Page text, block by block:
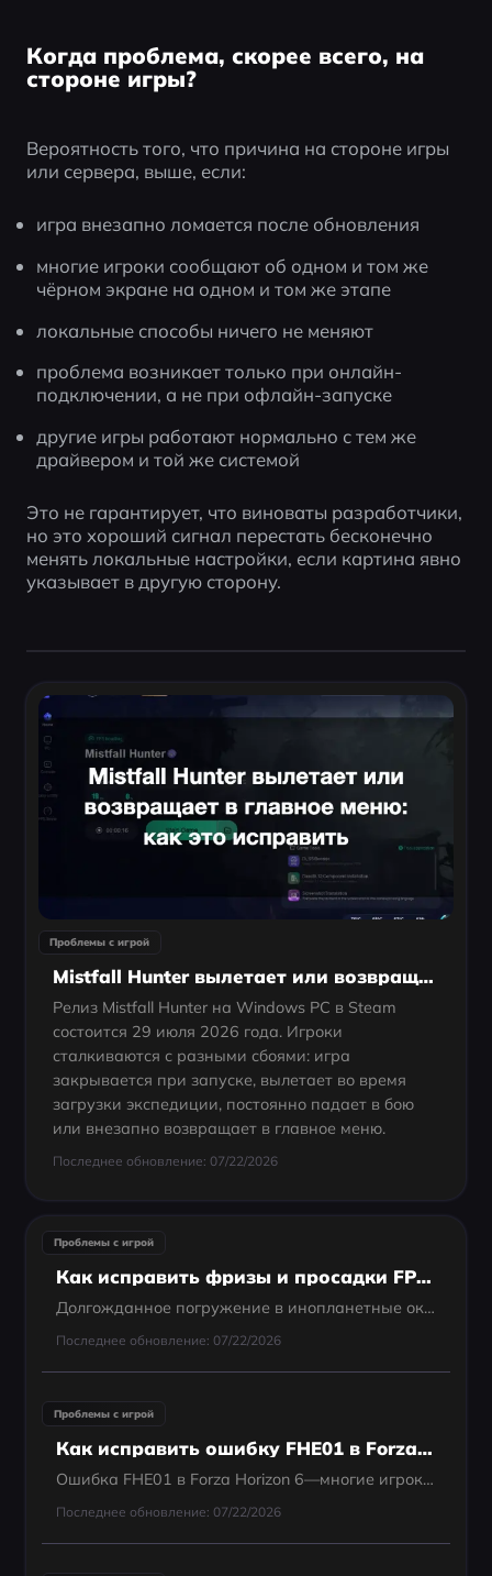
Когда проблема, скорее всего, на
стороне игры?
Вероятность того, что причина на стороне игры
или сервера, выше, если:
игра внезапно ломается после обновления
многие игроки сообщают об одном и том же
чёрном экране на одном и том же этапе
локальные способы ничего не меняют
проблема возникает только при онлайн-
подключении, а не при офлайн-запуске
другие игры работают нормально с тем же
драйвером и той же системой
Это не гарантирует, что виноваты разработчики,
но это хороший сигнал перестать бесконечно
менять локальные настройки, если картина явно
указывает в другую сторону.
Проблемы с игрой
Mistfall Hunter вылетает или возвращает в главное меню: как это исправить
Релиз Mistfall Hunter на Windows PC в Steam
состоится 29 июля 2026 года. Игроки
сталкиваются с разными сбоями: игра
закрывается при запуске, вылетает во время
загрузки экспедиции, постоянно падает в бою
или внезапно возвращает в главное меню.
Последнее обновление: 07/22/2026
Проблемы с игрой
Как исправить фризы и просадки FPS в Subnautica 2 на ПК? Разбор причин и лучшие решения
Долгожданное погружение в инопланетные океаны Subnautica 2 наконец-то состоялось. Однако из-за перехода на Unreal Engine 5 и появления кооператива на 4 игроков многие первопроходцы сообщают о заметных фризах и просадках FPS в Subnautica 2. Независимо...
Последнее обновление: 07/22/2026
Проблемы с игрой
Как исправить ошибку FHE01 в Forza Horizon 6 «Столкнулась с непредвиденной ошибкой» на ПК
Ошибка FHE01 в Forza Horizon 6—многие игроки задают один и тот же вопрос на Reddit:
Последнее обновление: 07/22/2026